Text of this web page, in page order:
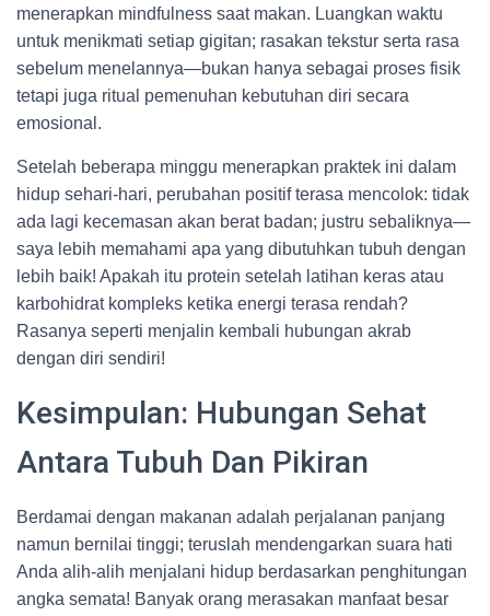
menerapkan mindfulness saat makan. Luangkan waktu
untuk menikmati setiap gigitan; rasakan tekstur serta rasa
sebelum menelannya—bukan hanya sebagai proses fisik
tetapi juga ritual pemenuhan kebutuhan diri secara
emosional.
Setelah beberapa minggu menerapkan praktek ini dalam
hidup sehari-hari, perubahan positif terasa mencolok: tidak
ada lagi kecemasan akan berat badan; justru sebaliknya—
saya lebih memahami apa yang dibutuhkan tubuh dengan
lebih baik! Apakah itu protein setelah latihan keras atau
karbohidrat kompleks ketika energi terasa rendah?
Rasanya seperti menjalin kembali hubungan akrab
dengan diri sendiri!
Kesimpulan: Hubungan Sehat
Antara Tubuh Dan Pikiran
Berdamai dengan makanan adalah perjalanan panjang
namun bernilai tinggi; teruslah mendengarkan suara hati
Anda alih-alih menjalani hidup berdasarkan penghitungan
angka semata! Banyak orang merasakan manfaat besar